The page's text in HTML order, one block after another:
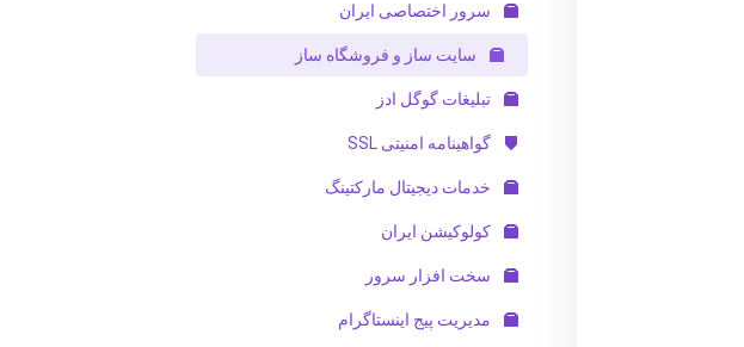
سرور اختصاصی ایران
سایت ساز و فروشگاه ساز
تبلیغات گوگل ادز
گواهینامه امنیتی SSL
خدمات دیجیتال مارکتینگ
کولوکیشن ایران
سخت افزار سرور
مدیریت پیج اینستاگرام